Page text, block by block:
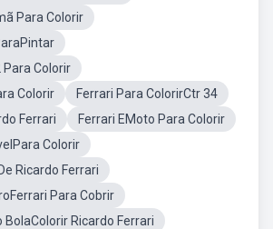
Para Colorir
Para Colorir
Colorir
Ferrari Para ColorirCtr 34
Ferrari
Ferrari EMoto Para Colorir
Colorir
Ricardo Ferrari
Para Cobrir
BolaColorir Ricardo Ferrari